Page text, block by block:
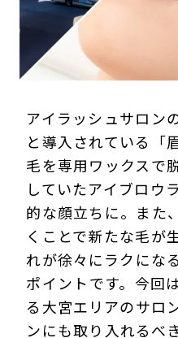
プライバシーポリシー
アイラッシュサロン
と導入されている「
毛を専用ワックスで
していたアイブロウ
的な顔立ちに。また
くことで新たな毛が
れが徐々にラクにな
ポイントです。今回
る大宮エリアのサロ
ンにも取り入れるべ